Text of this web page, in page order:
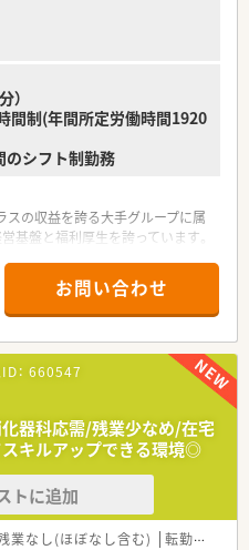
、落ち着いた環境で深く疾患につ
）
間制(年間所定労働時間1920
のシフト制勤務
の収益を誇る大手グループに属
基盤と福利厚生を誇っています。
ルスケア事業を重視していま
行いつつ、最新の経営管理やマー
クール制度も展開しています。
】
場所に位置し、ショッピングモー
常に利便性が高い環境です。
箋を応需しており、月間約950枚
広い科目に対応しています。
、地域の患者さまにとって利便
の役割をしっかりと担っていま
お問い合わせ
： 660547
化器科応需/残業少なめ/在宅
キルアップできる環境◎
トに追加
業なし(ほぼなし含む) 転勤なし